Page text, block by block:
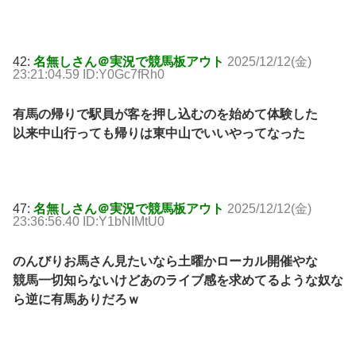
42: 名無しさん＠実況で競馬板アウト 2025/12/12(金)
23:21:04.59 ID:Y0Gc7fRh0
有馬の帰りで駅員が客を押し込むのを始めて体験した
以来中山行っても帰りは東中山でいいやってなった
47: 名無しさん＠実況で競馬板アウト 2025/12/12(金)
23:36:56.40 ID:Y1bNIMtU0
のんびりお馬さん見たいなら土曜かローカル開催やな
競馬一切知らないけどあのライブ感を求めてるような奴な
ら逆に有馬ありだろｗ